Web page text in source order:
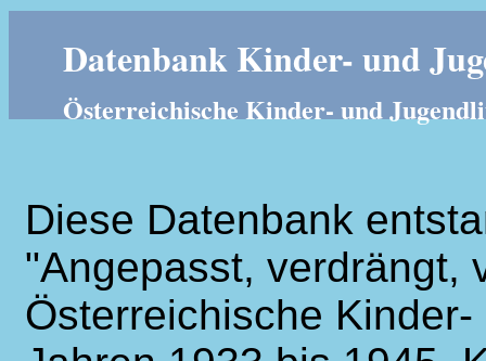
Datenbank Kinder- und
Österreichische Kinder- und
Diese Datenbank
"Angepasst, verdrängt,
Österreichische